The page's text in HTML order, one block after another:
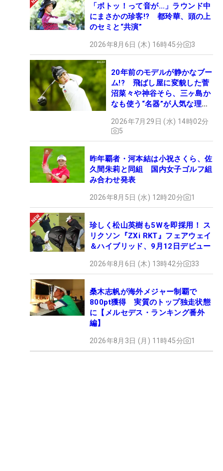
「ボトッ！って音が…」ラウンド中
にまさかの珍客!? 都玲華、頭の上
のセミと“共演”
2026年8月6日 (木) 16時45分 3
20年前のモデルが静かなブー
ム!? 飛ばし屋に変貌した菅
沼菜々や神谷そら、三ヶ島か
なも使う“名器”が人気な理由
ギア”】
2026年7月29日 (水) 14時02分
5
昨年覇者・河本結は小祝さくら、佐
久間朱莉と同組 国内女子ゴルフ組
み合わせ発表
2026年8月5日 (水) 12時20分 1
珍しく松山英樹も5Wを即採用！ ス
リクソン『ZXi RKT』フェアウェイ
＆ハイブリッド、9月12日デビュー
2026年8月6日 (木) 13時42分 33
桑木志帆が海外メジャー制覇で
800pt獲得 実質のトップ独走状態
に【メルセデス・ランキング番外
編】
2026年8月3日 (月) 11時45分 1